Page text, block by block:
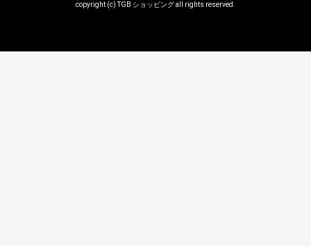
copyright (c) TGB ショッピング all rights reserved.